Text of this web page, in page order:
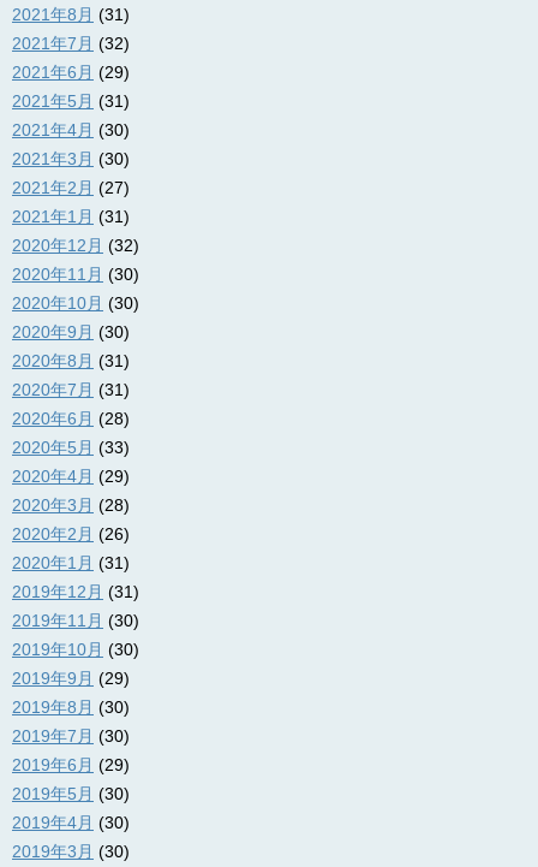
2021年8月 (31)
2021年7月 (32)
2021年6月 (29)
2021年5月 (31)
2021年4月 (30)
2021年3月 (30)
2021年2月 (27)
2021年1月 (31)
2020年12月 (32)
2020年11月 (30)
2020年10月 (30)
2020年9月 (30)
2020年8月 (31)
2020年7月 (31)
2020年6月 (28)
2020年5月 (33)
2020年4月 (29)
2020年3月 (28)
2020年2月 (26)
2020年1月 (31)
2019年12月 (31)
2019年11月 (30)
2019年10月 (30)
2019年9月 (29)
2019年8月 (30)
2019年7月 (30)
2019年6月 (29)
2019年5月 (30)
2019年4月 (30)
2019年3月 (30)